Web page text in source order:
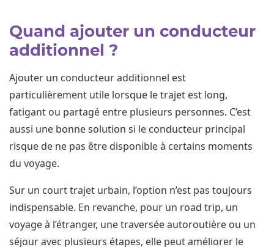
Quand ajouter un conducteur
additionnel ?
Ajouter un conducteur additionnel est
particulièrement utile lorsque le trajet est long,
fatigant ou partagé entre plusieurs personnes. C’est
aussi une bonne solution si le conducteur principal
risque de ne pas être disponible à certains moments
du voyage.
Sur un court trajet urbain, l’option n’est pas toujours
indispensable. En revanche, pour un road trip, un
voyage à l’étranger, une traversée autoroutière ou un
séjour avec plusieurs étapes, elle peut améliorer le